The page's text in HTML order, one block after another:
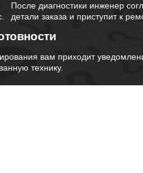
После диагностики инженер
детали заказа и приступит к
вам приходит
технику.